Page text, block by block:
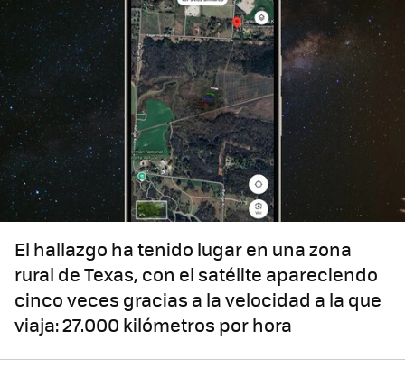
El hallazgo ha tenido lugar en una zona
rural de Texas, con el satélite apareciendo
cinco veces gracias a la velocidad a la que
viaja: 27.000 kilómetros por hora